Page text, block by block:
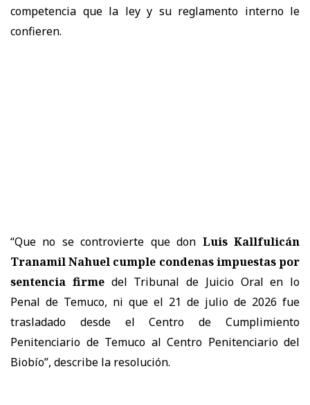
competencia que la ley y su reglamento interno le
confieren.
“Que no se controvierte que don Luis Kallfulicán
Tranamil Nahuel cumple condenas impuestas por
sentencia firmedel Tribunal de Juicio Oral en lo
Penal de Temuco, ni que el 21 de julio de 2026 fue
trasladado desde el Centro de Cumplimiento
Penitenciario de Temuco al Centro Penitenciario del
Biobío”, describe la resolución.